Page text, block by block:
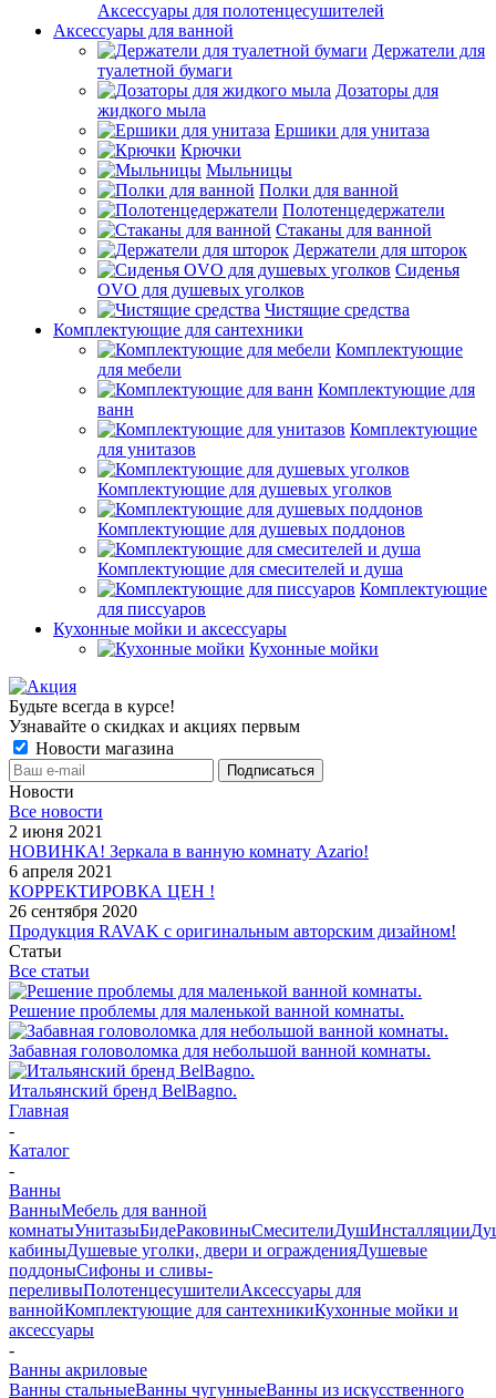
Аксессуары для полотенцесушителей
Аксессуары для ванной
Держатели для
туалетной бумаги
Дозаторы для
жидкого мыла
Ершики для унитаза
Крючки
Мыльницы
Полки для ванной
Полотенцедержатели
Стаканы для ванной
Держатели для шторок
Сиденья
OVO для душевых уголков
Чистящие средства
Комплектующие для сантехники
Комплектующие
для мебели
Комплектующие для
ванн
Комплектующие
для унитазов
Комплектующие для душевых уголков
Комплектующие для душевых поддонов
Комплектующие для смесителей и душа
Комплектующие
для писсуаров
Кухонные мойки и аксессуары
Кухонные мойки
Будьте всегда в курсе!
Узнавайте о скидках и акциях первым
Новости магазина
Новости
Все новости
2 июня 2021
НОВИНКА! Зеркала в ванную комнату Azario!
6 апреля 2021
КОРРЕКТИРОВКА ЦЕН !
26 сентября 2020
Продукция RAVAK с оригинальным авторским дизайном!
Статьи
Все статьи
Решение проблемы для маленькой ванной комнаты.
Забавная головоломка для небольшой ванной комнаты.
Итальянский бренд BelBagno.
Главная
-
Каталог
-
Ванны
ВанныМебель для ванной
комнатыУнитазыБидеРаковиныСмесителиДушИнсталляции
кабиныДушевые уголки, двери и огражденияДушевые
поддоныСифоны и сливы-
переливыПолотенцесушителиАксессуары для
ваннойКомплектующие для сантехникиКухонные мойки и
аксессуары
-
Ванны акриловые
Ванны стальныеВанны чугунныеВанны из искусственного